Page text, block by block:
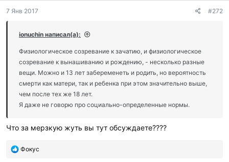
7 Янв 2017 #272
ionuchin написал(а):
Физиологическое созревание к зачатию, и физиологическое
созревание к вынашиванию и рождению, - несколько разные
вещи. Можно и 13 лет забеременеть и родить, но вероятность
смерти как матери, так и ребенка при этом значительно выше,
чем после тех же 18 лет.
Я даже не говорю про социально-определенные нормы.
Что за мерзкую жуть вы тут обсуждаете????
П
Фокус